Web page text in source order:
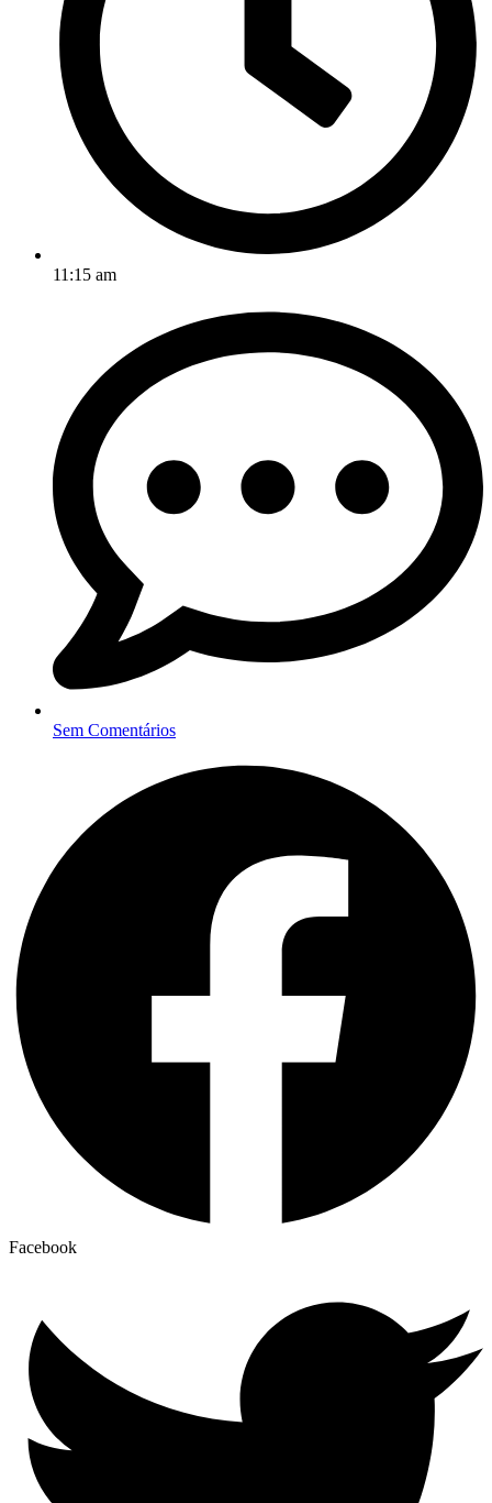
11:15 am
Sem Comentários
Facebook